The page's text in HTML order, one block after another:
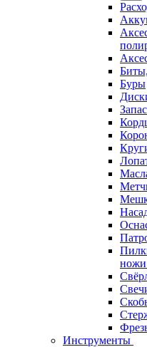
Буры
ножи
Инструменты